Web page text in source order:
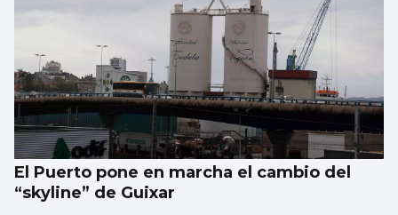
Se agrava la situación en Ceuta para
reubicar a los menores inmigrantes
El Puerto pone en marcha el cambio del
“skyline” de Guixar